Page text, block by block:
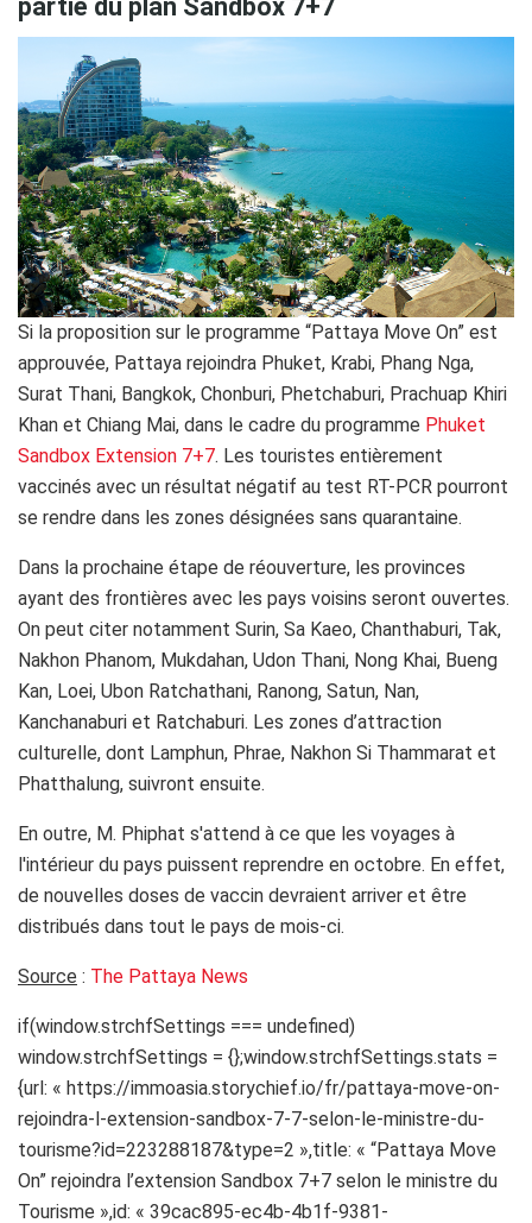
partie du plan Sandbox 7+7
Si la proposition sur le programme “Pattaya Move On” est
approuvée, Pattaya rejoindra Phuket, Krabi, Phang Nga,
Surat Thani, Bangkok, Chonburi, Phetchaburi, Prachuap Khiri
Khan et Chiang Mai, dans le cadre du programme Phuket
Sandbox Extension 7+7. Les touristes entièrement
vaccinés avec un résultat négatif au test RT-PCR pourront
se rendre dans les zones désignées sans quarantaine.
Dans la prochaine étape de réouverture, les provinces
ayant des frontières avec les pays voisins seront ouvertes.
On peut citer notamment Surin, Sa Kaeo, Chanthaburi, Tak,
Nakhon Phanom, Mukdahan, Udon Thani, Nong Khai, Bueng
Kan, Loei, Ubon Ratchathani, Ranong, Satun, Nan,
Kanchanaburi et Ratchaburi. Les zones d’attraction
culturelle, dont Lamphun, Phrae, Nakhon Si Thammarat et
Phatthalung, suivront ensuite.
En outre, M. Phiphat s'attend à ce que les voyages à
l'intérieur du pays puissent reprendre en octobre. En effet,
de nouvelles doses de vaccin devraient arriver et être
distribués dans tout le pays de mois-ci.
Source : The Pattaya News
if(window.strchfSettings === undefined)
window.strchfSettings = {};window.strchfSettings.stats =
{url: « https://immoasia.storychief.io/fr/pattaya-move-on-
rejoindra-l-extension-sandbox-7-7-selon-le-ministre-du-
tourisme?id=223288187&type=2 »,title: « “Pattaya Move
On” rejoindra l’extension Sandbox 7+7 selon le ministre du
Tourisme »,id: « 39cac895-ec4b-4b1f-9381-